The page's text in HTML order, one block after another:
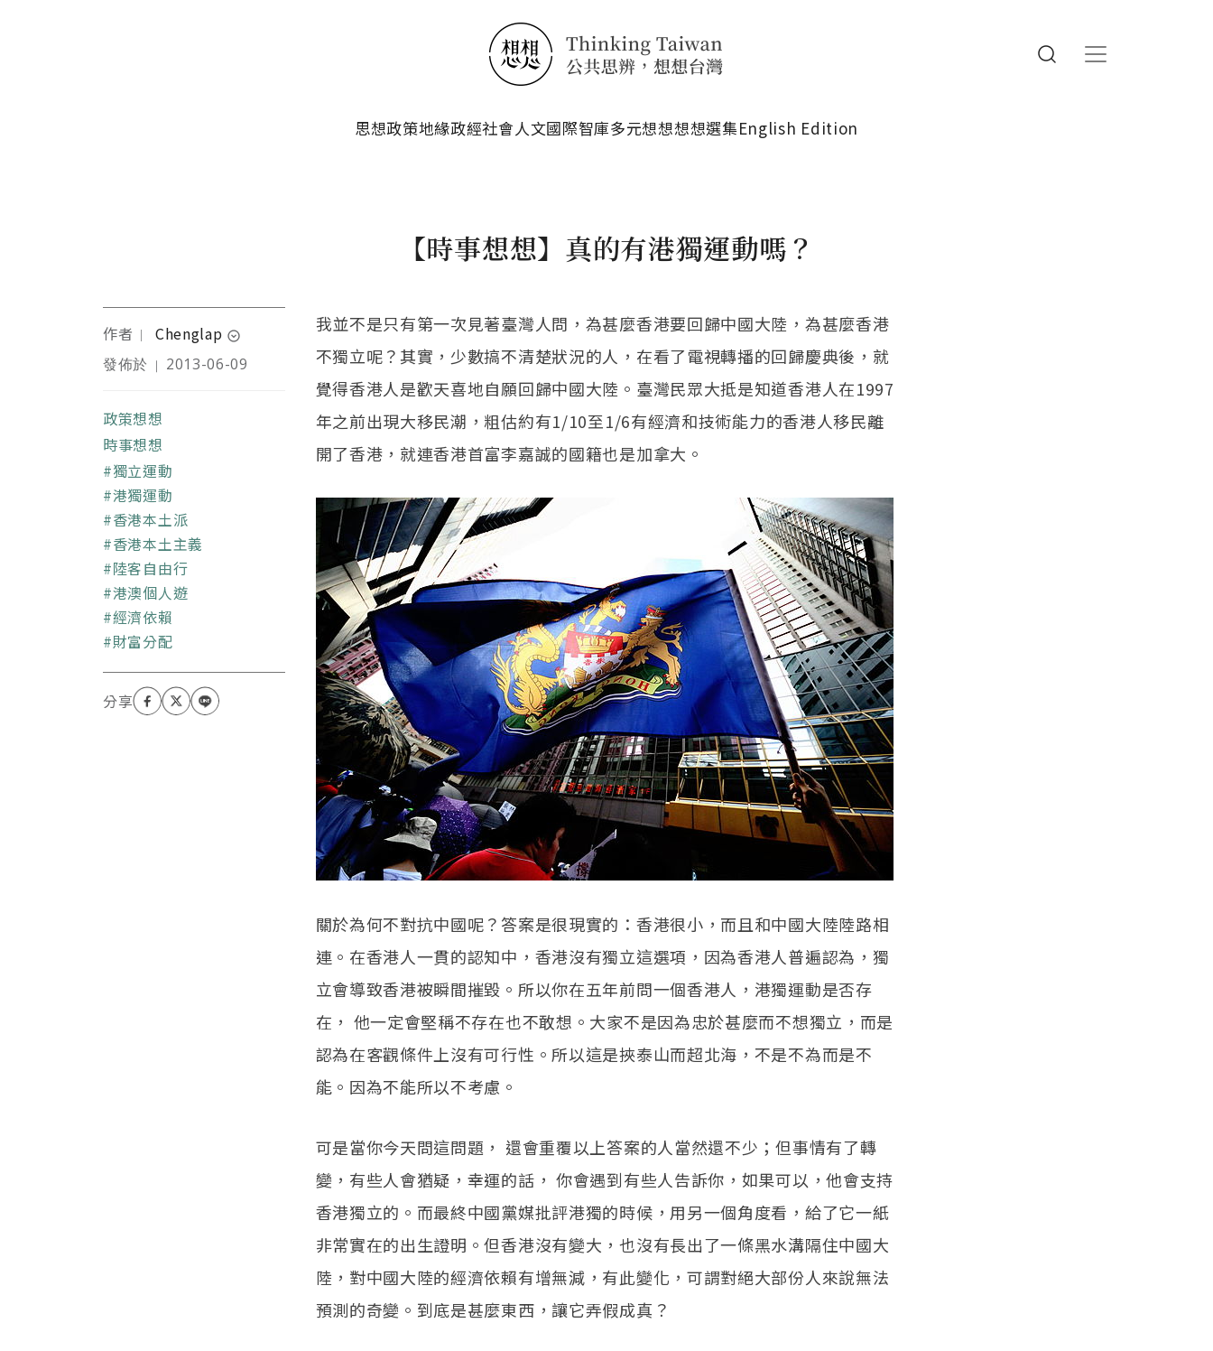
思想政策地緣政經社會人文國際智庫多元想想想想選集English Edition
【時事想想】真的有港獨運動嗎？
作者 ｜ Chenglap expand_circle_down
前香港教師，香港中文大
士。現任Kowloonia Ltd/
九龍尼亞有限公司（香
港）總監，目前在台灣設
有台北及高雄辦公室。遊
戲製作人，製作過在網路
上有百萬下載次數的獨立
遊戲「民國無雙」，成為
少數較為有效推廣民初歷
史題材作品的製作者。目
前正在製作以架空八零年
代的香港為世界觀，香港
人對抗地產霸權的遊戲：
「光輝歲月」。
發佈於 ｜ 2013-06-09
政策想想
時事想想
關鍵字
獨立運動
港獨運動
香港本土派
香港本土主義
陸客自由行
港澳個人遊
經濟依賴
財富分配
我並不是只有第一次見著臺灣人問，為甚麼香港要回歸中國大陸，為甚麼香港
不獨立呢？其實，少數搞不清楚狀況的人，在看了電視轉播的回歸慶典後，就
覺得香港人是歡天喜地自願回歸中國大陸。臺灣民眾大抵是知道香港人在1997
年之前出現大移民潮，粗估約有1/10至1/6有經濟和技術能力的香港人移民離
開了香港，就連香港首富李嘉誠的國籍也是加拿大。
關於為何不對抗中國呢？答案是很現實的：香港很小，而且和中國大陸陸路相
連。在香港人一貫的認知中，香港沒有獨立這選項，因為香港人普遍認為，獨
立會導致香港被瞬間摧毀。所以你在五年前問一個香港人，港獨運動是否存
在， 他一定會堅稱不存在也不敢想。大家不是因為忠於甚麼而不想獨立，而是
認為在客觀條件上沒有可行性。所以這是挾泰山而超北海，不是不為而是不
能。因為不能所以不考慮。
可是當你今天問這問題， 還會重覆以上答案的人當然還不少；但事情有了轉
變，有些人會猶疑，幸運的話， 你會遇到有些人告訴你，如果可以，他會支持
香港獨立的。而最終中國黨媒批評港獨的時候，用另一個角度看，給了它一紙
非常實在的出生證明。但香港沒有變大，也沒有長出了一條黑水溝隔住中國大
陸，對中國大陸的經濟依賴有增無減，有此變化，可謂對絕大部份人來說無法
預測的奇變。到底是甚麼東西，讓它弄假成真？